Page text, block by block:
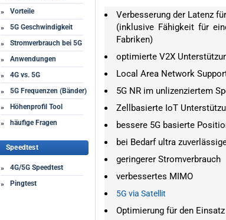
»
Vorteile
»
5G Geschwindigkeit
»
Stromverbrauch bei 5G
»
Anwendungen
»
4G vs. 5G
»
5G Frequenzen (Bänder)
»
Höhenprofil Tool
»
häufige Fragen
Speedtest
»
4G/5G Speedtest
»
Pingtest
Verbesserung der Latenz
(inklusive Fähigkeit für
Fabriken)
optimierte V2X
Local Area Network
5G NR im unlizenziertem
Zellbasierte IoT
bessere 5G basierte
bei Bedarf ultra
geringerer Stromverbrauch
verbessertes MIMO
5G via Satellit
Optimierung für den